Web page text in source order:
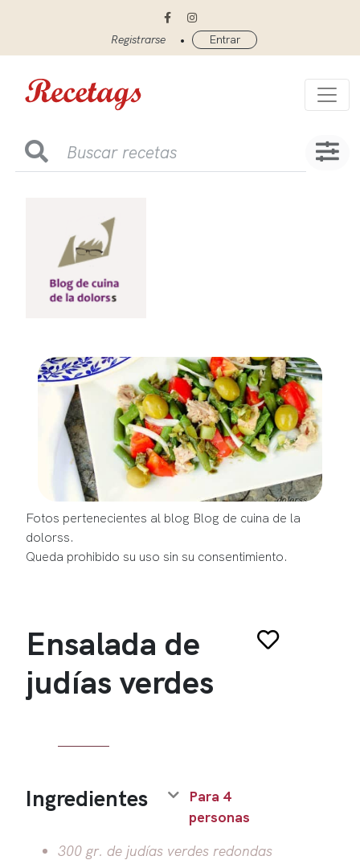
Registrarse • Entrar
Fotos pertenecientes al blog Blog de cuina de la
dolorss.
Queda prohibido su uso sin su consentimiento.
Ensalada de
judías verdes
Ingredientes
Para 4
personas
300 gr. de judías verdes redondas